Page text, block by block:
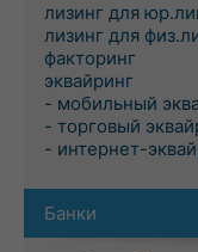
лизинг для
лизинг для
факторинг
эквайринг
- мобильный
- торговый
- интернет-
Банки